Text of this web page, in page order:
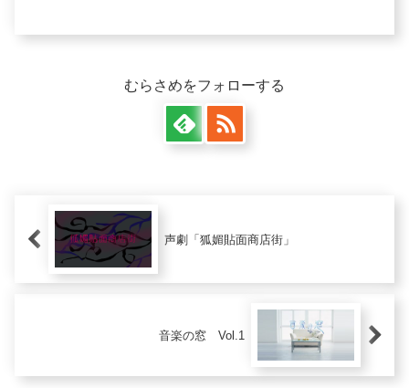
むらさめをフォローする
声劇「狐媚貼面商店街」
音楽の窓 Vol.1